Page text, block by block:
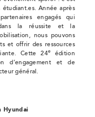
Année après
engagés qui
dans la réussite et la
nous pouvons
et offrir des ressources
Cette 24e
édition
d’engagement et de
général.
Hyundai